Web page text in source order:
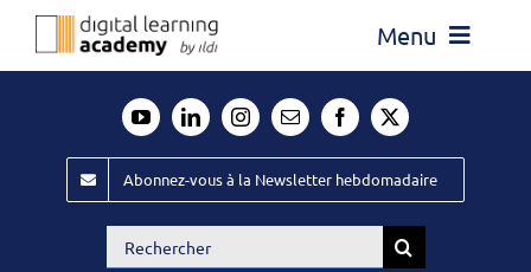
Passer
Menu
Évènements ILDI
Offres d’emploi
Abonnez-vous à la Newsletter hebdomadaire
Rechercher: